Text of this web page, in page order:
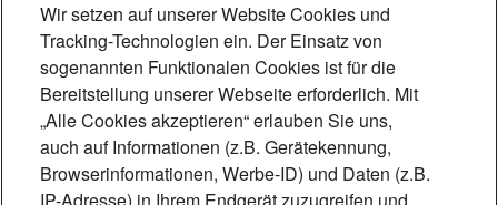
Foto: Maria Poursanidou
Wir setzen auf unserer Website Cookies und
Tracking-Technologien ein. Der Einsatz von
sogenannten Funktionalen Cookies ist für die
Bereitstellung unserer Webseite erforderlich. Mit
„Alle Cookies akzeptieren“ erlauben Sie uns,
auch auf Informationen (z.B. Gerätekennung,
Browserinformationen, Werbe-ID) und Daten (z.B.